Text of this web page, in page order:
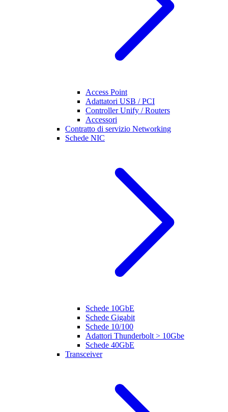
Access Point
Adattatori USB / PCI
Controller Unify / Routers
Accessori
Contratto di servizio Networking
Schede NIC
Schede 10GbE
Schede Gigabit
Schede 10/100
Adattori Thunderbolt > 10Gbe
Schede 40GbE
Transceiver